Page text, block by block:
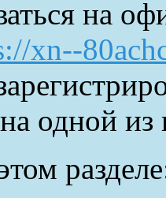
на
xn--
одной